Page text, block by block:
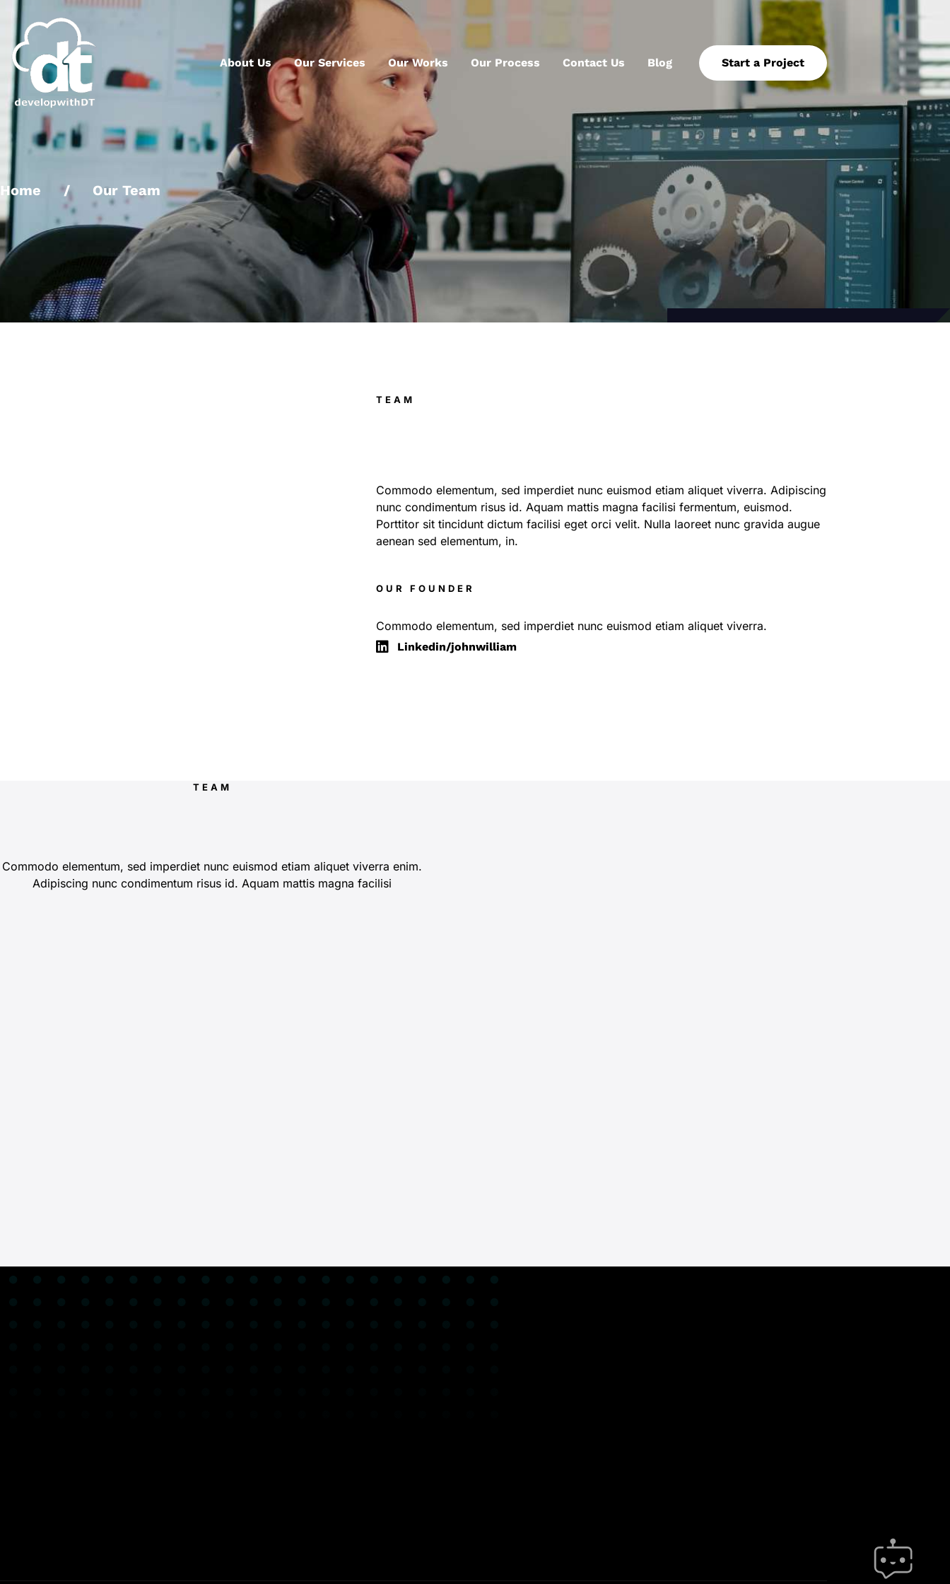
About Us Our Services Our Works Our Process Contact Us Blog Start a Project
Home / Our Team
TEAM
Commodo elementum, sed imperdiet nunc euismod etiam aliquet viverra. Adipiscing
nunc condimentum risus id. Aquam mattis magna facilisi fermentum, euismod.
Porttitor sit tincidunt dictum facilisi eget orci velit. Nulla laoreet nunc gravida augue
aenean sed elementum, in.
OUR FOUNDER
Commodo elementum, sed imperdiet nunc euismod etiam aliquet viverra.
Linkedin/johnwilliam
TEAM
Commodo elementum, sed imperdiet nunc euismod etiam aliquet viverra enim.
Adipiscing nunc condimentum risus id. Aquam mattis magna facilisi